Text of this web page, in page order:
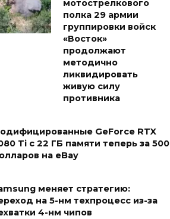
мотострелкового
полка 29 армии
группировки войск
«Восток»
продолжают
методично
ликвидировать
живую силу
противника
GeForce RTX
Ti с 22 ГБ памяти теперь за 500
на eBay
меняет стратегию:
на 5-нм техпроцесс из-за
4-нм чипов